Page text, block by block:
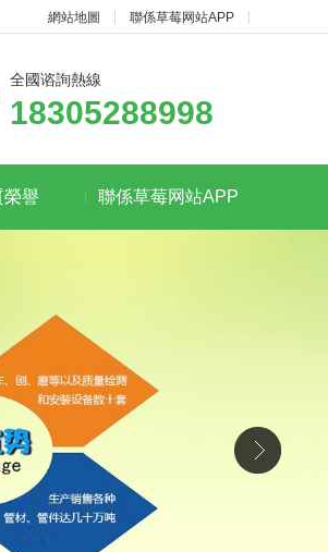
網站地圖 聯係草莓网站APP
全國谘詢熱線
18305288998
榮譽 聯係草莓网站APP